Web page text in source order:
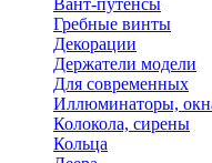
Вант-путенсы
Гребные винты
Декорации
Держатели модели
Для современных
Иллюминаторы,
Колокола, сирены
Кольца